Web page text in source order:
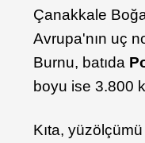
Çanakkale
Avrupa'nın uç
Burnu, batıda
boyu ise 3.800
Kıta,